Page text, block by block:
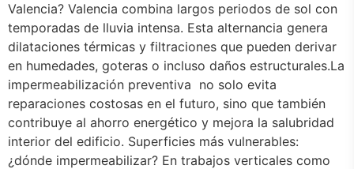
Valencia? Valencia combina largos periodos de sol con
temporadas de lluvia intensa. Esta alternancia genera
dilataciones térmicas y filtraciones que pueden derivar
en humedades, goteras o incluso daños estructurales.La
impermeabilización preventiva no solo evita
reparaciones costosas en el futuro, sino que también
contribuye al ahorro energético y mejora la salubridad
interior del edificio. Superficies más vulnerables:
¿dónde impermeabilizar? En trabajos verticales como